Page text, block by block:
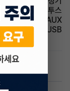
유무선단자 블루투스
유무선단자 AUX
유무선단자 USB